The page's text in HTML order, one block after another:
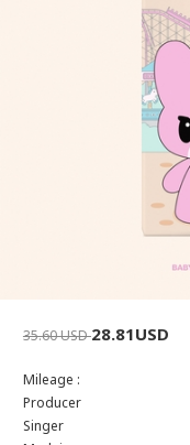
35.60 USD28.81USD
Mileage :
Producer
Singer